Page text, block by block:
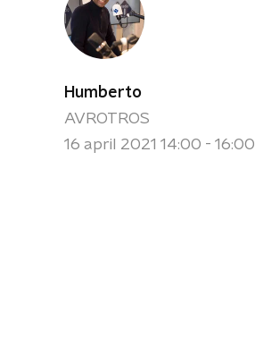
Humberto
AVROTROS
16 april 2021 14:00 - 16:00